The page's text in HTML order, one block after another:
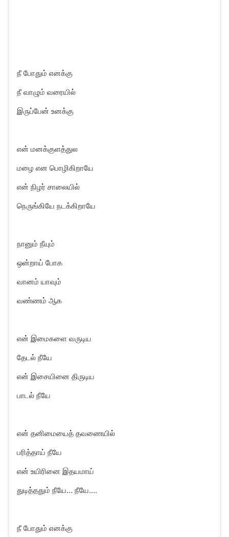
நீ போதும் எனக்கு
நீ வாழும் வரையில்
இருப்பேன் உனக்கு
என் மனக்குளத்துல
மழை என பொழிகிறாயே
என் நிழர் சாலையில்
நெருங்கியே நடக்கிறாயே
நானும் நீயும்
ஒன்றாய் போக
வானம் யாவும்
வண்ணம் ஆக
என் இமைகளை வருடிய
தேடல் நீயே
என் இசையினை திருடிய
பாடல் நீயே
என் தனிமையைத் தவணையில்
பரித்தாய் நீயே
என் உயிரினை இதயமாய்
துடித்ததும் நீயே… நீயே….
நீ போதும் எனக்கு